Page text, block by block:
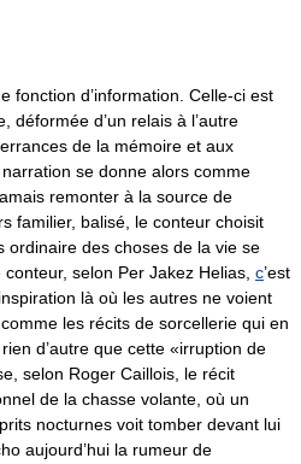
fonction d’information. Celle-ci est
déformée d’un relais à l’autre
de la mémoire et aux
se donne alors comme
remonter à la source de
familier, balisé, le conteur choisit
ordinaire des choses de la vie se
selon Per Jakez Helias, c’est
là où les autres ne voient
les récits de sorcellerie qui en
d’autre que cette «irruption de
selon Roger Caillois, le récit
de la chasse volante, où un
nocturnes voit tomber devant lui
aujourd’hui la rumeur de